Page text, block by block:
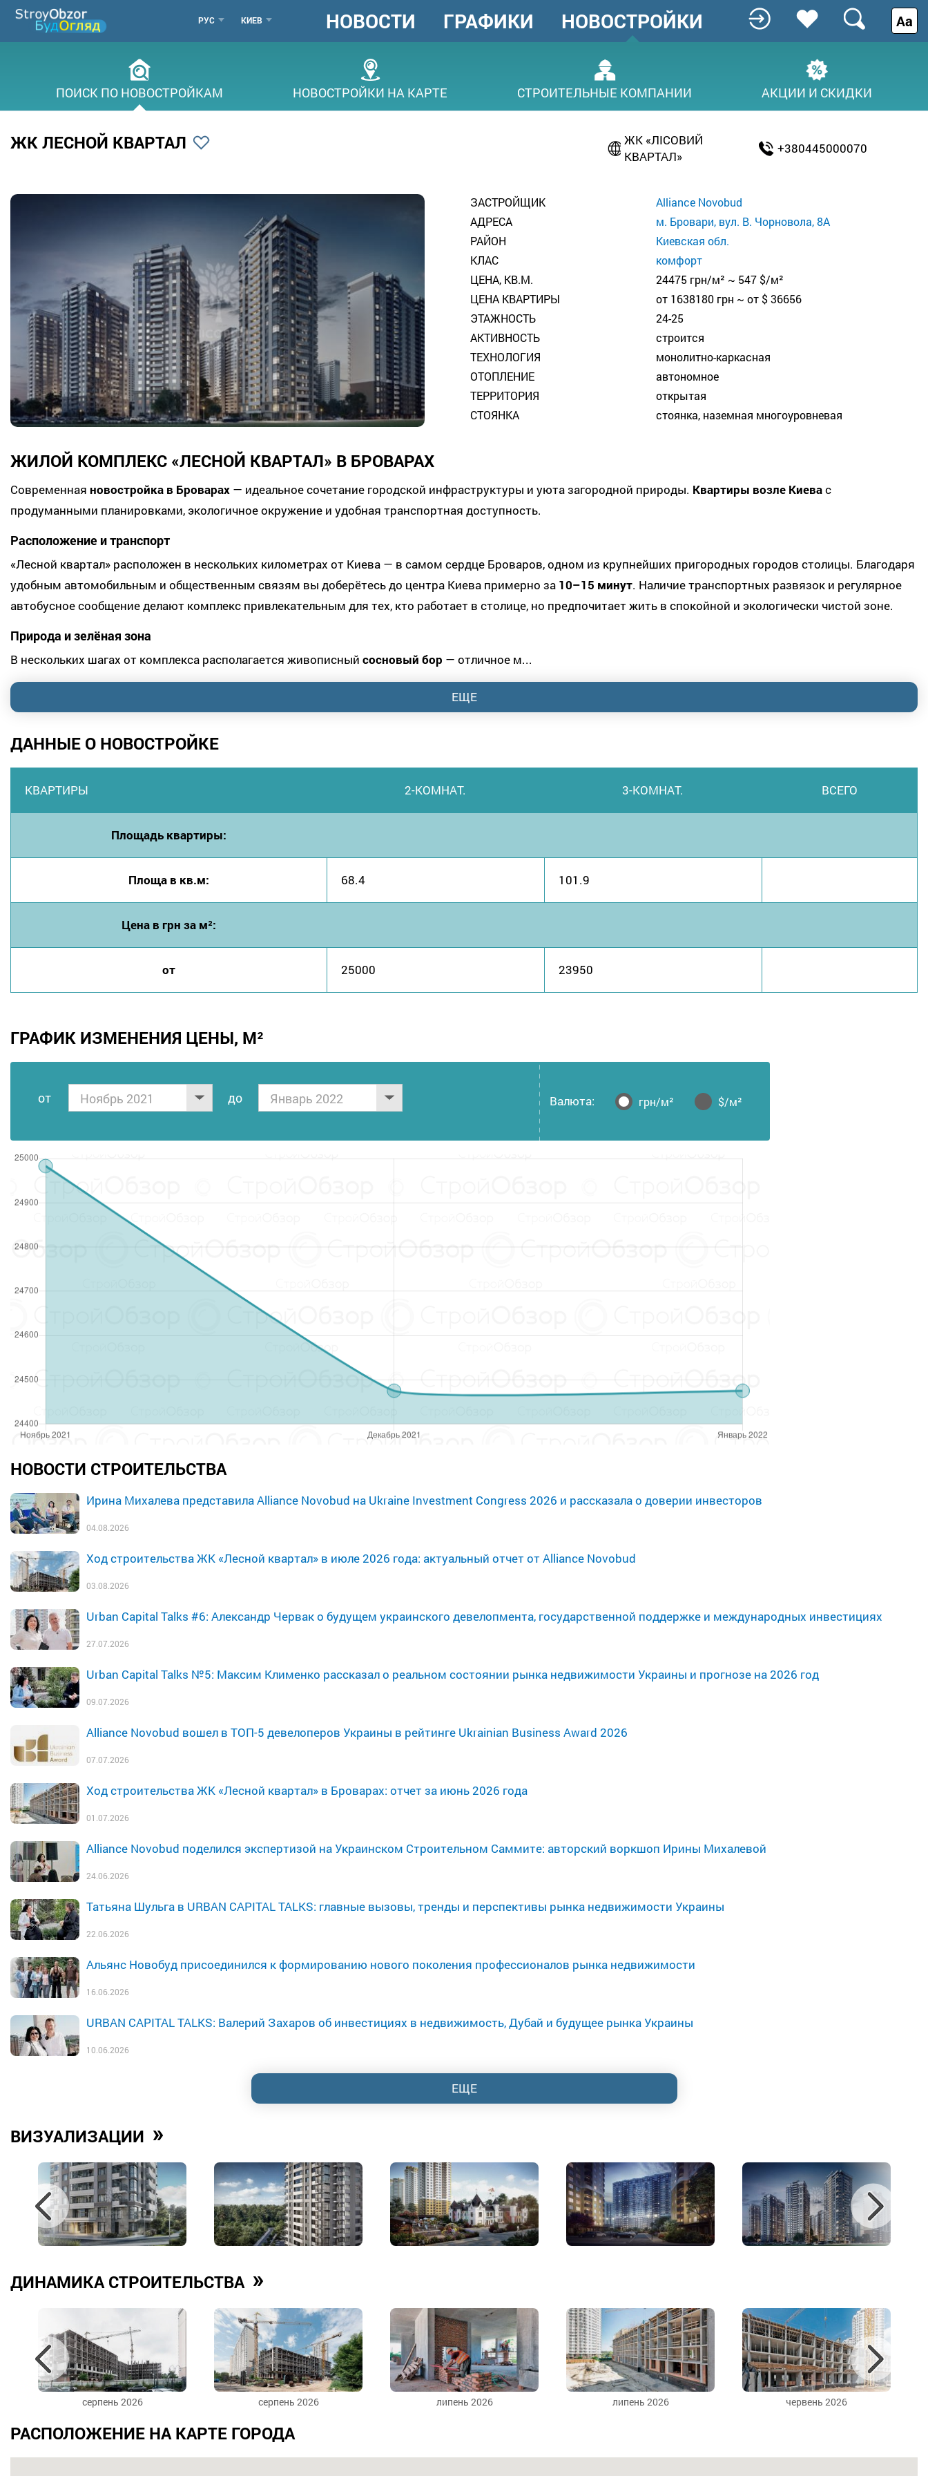
Перейти
основному
РУС
МЕНЮ
ГОРОДОВ
КИЕВ
ГОЛОВНЕ
МЕНЮ
НОВОСТИ ГРАФИКИ НОВОСТРОЙКИ
ПОИСК ПО НОВОСТРОЙКАМ НОВОСТРОЙКИ НА КАРТЕ СТРОИТЕЛЬНЫЕ КОМПАНИИ АКЦИИ И СКИДКИ
Аа
ЖК ЛЕСНОЙ КВАРТАЛ
ЖК «ЛІСОВИЙ
КВАРТАЛ»
+380445000070
ЗАСТРОЙЩИК
Alliance Novobud
АДРЕСА
м. Бровари, вул. В. Чорновола, 8А
РАЙОН
Киевская обл.
КЛАС
комфорт
ЦЕНА, КВ.М.
24475 грн/м² ~ 547 $/м²
ЦЕНА КВАРТИРЫ
от 1638180 грн ~ от $ 36656
ЭТАЖНОСТЬ
24-25
АКТИВНОСТЬ
строится
ТЕХНОЛОГИЯ
монолитно-каркасная
ОТОПЛЕНИЕ
автономное
ТЕРРИТОРИЯ
открытая
СТОЯНКА
стоянка, наземная многоуровневая
ЖИЛОЙ КОМПЛЕКС «ЛЕСНОЙ КВАРТАЛ» В БРОВАРАХ
Современная новостройка в Броварах — идеальное сочетание городской инфраструктуры и уюта загородной природы. Квартиры возле Киевас
продуманными планировками, экологичное окружение и удобная транспортная доступность.
Расположение и транспорт
«Лесной квартал» расположен в нескольких километрах от Киева — в самом сердце Броваров, одном из крупнейших пригородных городов столицы. Благодаря
удобным автомобильным и общественным связям вы доберётесь до центра Киева примерно за 10–15 минут. Наличие транспортных развязок и регулярное
автобусное сообщение делают комплекс привлекательным для тех, кто работает в столице, но предпочитает жить в спокойной и экологически чистой зоне.
Природа и зелёная зона
В нескольких шагах от комплекса располагается живописный сосновый бор — отличное м...
ЕЩЕ
ДАННЫЕ О НОВОСТРОЙКЕ
КВАРТИРЫ 2-КОМНАТ. 3-КОМНАТ. ВСЕГО
Площадь квартиры:
Площа в кв.м: 68.4 101.9
Цена в грн за м²:
от 25000 23950
ГРАФИК ИЗМЕНЕНИЯ ЦЕНЫ, М²
от Ноябрь 2021 дo Январь 2022 Валюта: грн/м² $/м²
НОВОСТИ СТРОИТЕЛЬСТВА
Ирина Михалева представила Alliance Novobud на Ukraine Investment Congress 2026 и рассказала о доверии инвесторов
04.08.2026
Ход строительства ЖК «Лесной квартал» в июле 2026 года: актуальный отчет от Alliance Novobud
03.08.2026
Urban Capital Talks #6: Александр Червак о будущем украинского девелопмента, государственной поддержке и международных инвестициях
27.07.2026
Urban Capital Talks №5: Максим Клименко рассказал о реальном состоянии рынка недвижимости Украины и прогнозе на 2026 год
09.07.2026
Alliance Novobud вошел в ТОП-5 девелоперов Украины в рейтинге Ukrainian Business Award 2026
07.07.2026
Ход строительства ЖК «Лесной квартал» в Броварах: отчет за июнь 2026 года
01.07.2026
Alliance Novobud поделился экспертизой на Украинском Строительном Саммите: авторский воркшоп Ирины Михалевой
24.06.2026
Татьяна Шульга в URBAN CAPITAL TALKS: главные вызовы, тренды и перспективы рынка недвижимости Украины
22.06.2026
Альянс Новобуд присоединился к формированию нового поколения профессионалов рынка недвижимости
16.06.2026
URBAN CAPITAL TALKS: Валерий Захаров об инвестициях в недвижимость, Дубай и будущее рынка Украины
10.06.2026
ЕЩЕ
ВИЗУАЛИЗАЦИИ »
ДИНАМИКА СТРОИТЕЛЬСТВА »
серпень 2026 серпень 2026 липень 2026 липень 2026 червень 2026
РАСПОЛОЖЕНИЕ НА КАРТЕ ГОРОДА